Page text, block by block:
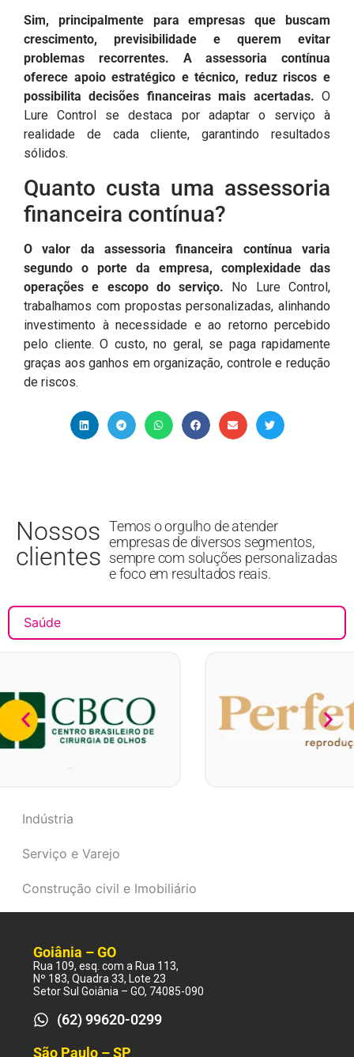
Sim, principalmente para empresas que buscam
crescimento, previsibilidade e querem evitar
problemas recorrentes. A assessoria contínua
oferece apoio estratégico e técnico, reduz riscos e
possibilita decisões financeiras mais acertadas. O
Lure Control se destaca por adaptar o serviço à
realidade de cada cliente, garantindo resultados
sólidos.
Quanto custa uma assessoria
financeira contínua?
O valor da assessoria financeira contínua varia
segundo o porte da empresa, complexidade das
operações e escopo do serviço. No Lure Control,
trabalhamos com propostas personalizadas, alinhando
investimento à necessidade e ao retorno percebido
pelo cliente. O custo, no geral, se paga rapidamente
graças aos ganhos em organização, controle e redução
de riscos.
Nossos
clientes
Temos o orgulho de atender
empresas de diversos segmentos,
sempre com soluções personalizadas
e foco em resultados reais.
Saúde
Indústria
Serviço e Varejo
Construção civil e Imobiliário
Goiânia – GO
Rua 109, esq. com a Rua 113,
Nº 183, Quadra 33, Lote 23
Setor Sul Goiânia – GO, 74085-090
(62) 99620-0299
São Paulo – SP